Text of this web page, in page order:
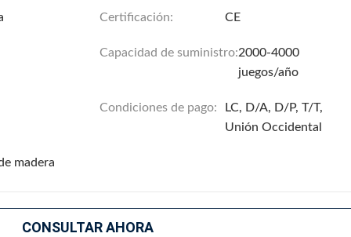
Certificación: CE
Capacidad de suministro:2000-4000
juegos/año
Condiciones de pago:
LC, D/A, D/P, T/T,
Unión Occidental
madera
CONSULTAR AHORA